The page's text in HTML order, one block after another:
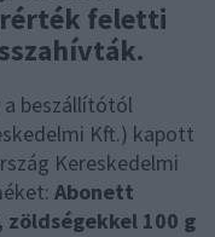
feletti
beszállítótól
Kft.) kapott
Kereskedelmi
Abonett
100 g